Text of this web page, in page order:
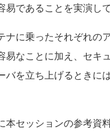
易であることを実演し
ナに乗ったそれぞれの
易なことに加え、セキ
バを立ち上げるときに
セッションの参考資料